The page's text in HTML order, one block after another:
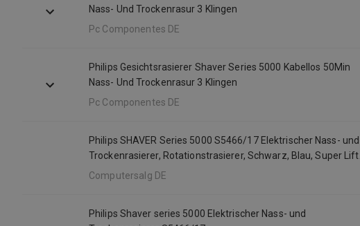
Nass- Und Trockenrasur 3 Klingen
Pc Componentes DE
Philips Gesichtsrasierer Shaver Series 5000 Kabellos 50Min
Nass- Und Trockenrasur 3 Klingen
Pc Componentes DE
Philips SHAVER Series 5000 S5466/17 Elektrischer Nass- und
Trockenrasierer, Rotationstrasierer, Schwarz, Blau, Super Lift
& Cut, SH50, 2 Jahr(e), Akku
Computersalg DE
Philips Shaver series 5000 Elektrischer Nass- und